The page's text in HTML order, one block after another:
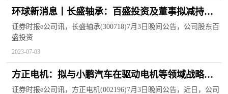
环球新消息丨长盛轴承：百盛投资及董事拟减持不
超3.02%股份
证券时报e公司讯，长盛轴承(300718)7月3日晚间公告，公司股东百
盛投资
2023-07-03
方正电机：拟与小鹏汽车在驱动电机等领域战略合
作-全球消息
证券时报e公司讯，方正电机(002196)7月3日晚间公告，近日，公司